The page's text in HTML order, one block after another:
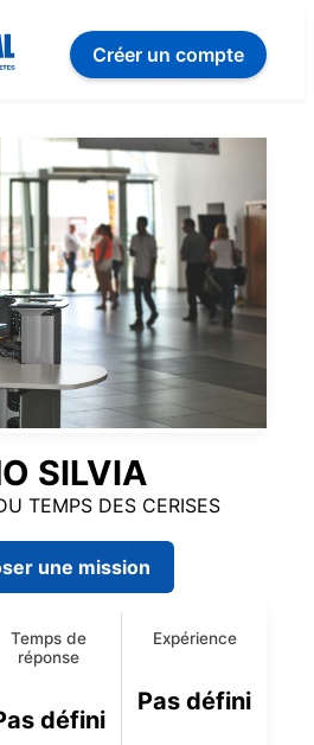
Créer un compte
SILVIA
TEMPS DES CERISES
une mission
Temps de
réponse
défini
Expérience
Pas défini